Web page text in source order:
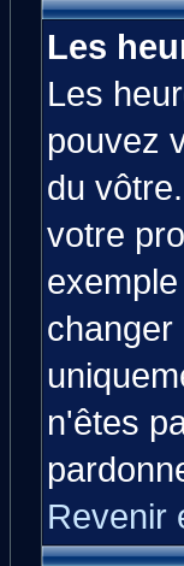
Les
Les
pouvez
du
votre
changer
n'êtes
Revenir